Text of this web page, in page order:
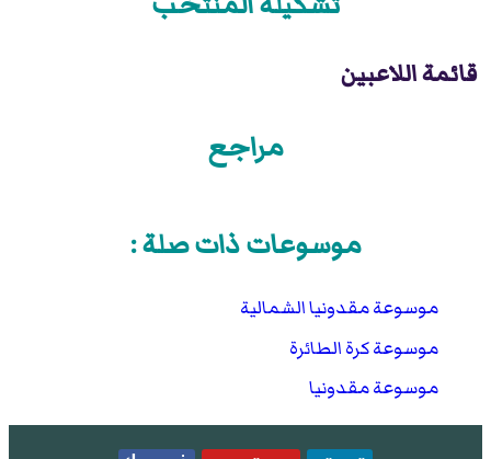
قائمة اللاعبين
مراجع
موسوعات ذات صلة :
موسوعة مقدونيا الشمالية
موسوعة كرة الطائرة
موسوعة مقدونيا